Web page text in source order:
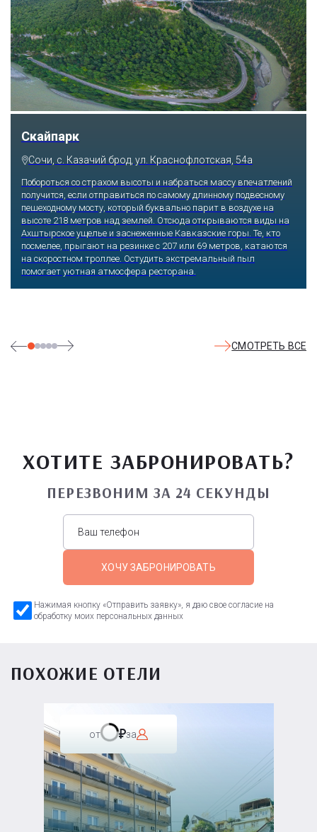
Скайпарк
Сочи, с. Казачий брод, ул. Краснофлотская, 54а
Побороться со страхом высоты и набраться массу впечатлений
получится, если отправиться по самому длинному подвесному
пешеходному мосту, который буквально парит в воздухе на
высоте 218 метров над землей. Отсюда открываются виды на
Ахштырское ущелье и заснеженные Кавказские горы. Те, кто
посмелее, прыгают на резинке с 207 или 69 метров, катаются
на скоростном троллее. Остудить экстремальный пыл
помогает уютная атмосфера ресторана.
СМОТРЕТЬ ВСЕ
ХОТИТЕ ЗАБРОНИРОВАТЬ?
ПЕРЕЗВОНИМ ЗА 24 СЕКУНДЫ
ХОЧУ ЗАБРОНИРОВАТЬ
Нажимая кнопку «Отправить заявку», я даю свое согласие на
обработку моих персональных данных
ПОХОЖИЕ ОТЕЛИ
от за